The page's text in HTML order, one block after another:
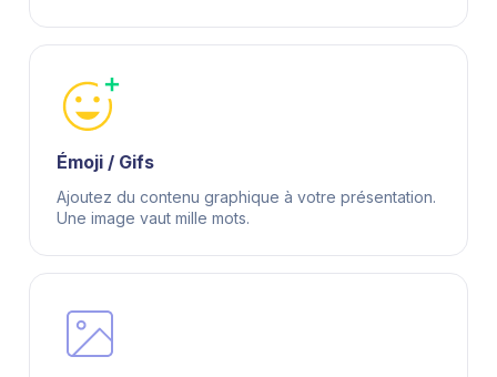
Émoji / Gifs
Ajoutez du contenu graphique à votre présentation.
Une image vaut mille mots.